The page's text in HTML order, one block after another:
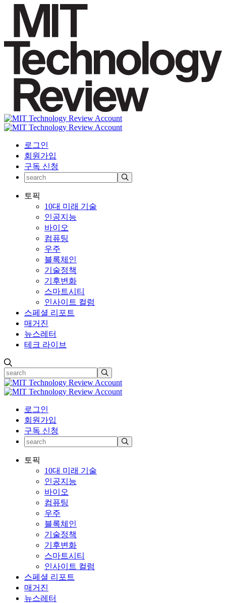
로그인
회원가입
구독 신청
토픽
10대 미래 기술
인공지능
바이오
컴퓨팅
우주
블록체인
기술정책
기후변화
스마트시티
인사이트 컬럼
스페셜 리포트
매거진
뉴스레터
테크 라이브
로그인
회원가입
구독 신청
토픽
10대 미래 기술
인공지능
바이오
컴퓨팅
우주
블록체인
기술정책
기후변화
스마트시티
인사이트 컬럼
스페셜 리포트
매거진
뉴스레터